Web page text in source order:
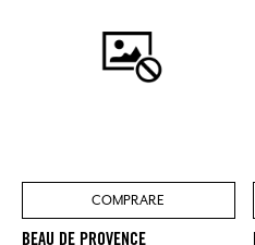
COMPRARE
BEAU DE PROVENCE